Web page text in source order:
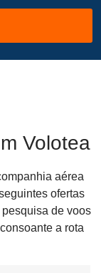
Volotea
aérea
ofertas
de voos
a rota